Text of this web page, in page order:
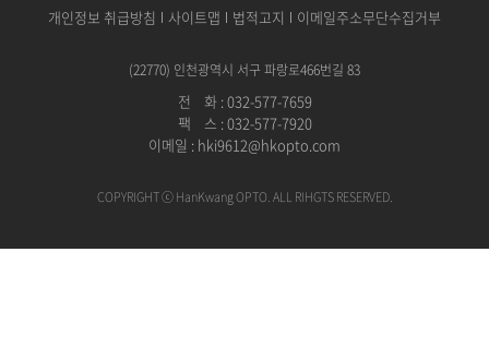
개인정보 취급방침 사이트맵 법적고지 이메일주소무단수집거부
(22770) 인천광역시 서구 파랑로466번길 83
전
화 : 032-577-7659
팩
스 : 032-577-7920
이메일 : hki9612@hkopto.com
COPYRIGHT ⓒ HanKwang OPTO. ALL RIHGTS RESERVED.